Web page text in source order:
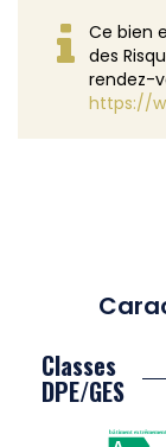
Ce bien
des
rendez-
https://
Classes
DPE/GES